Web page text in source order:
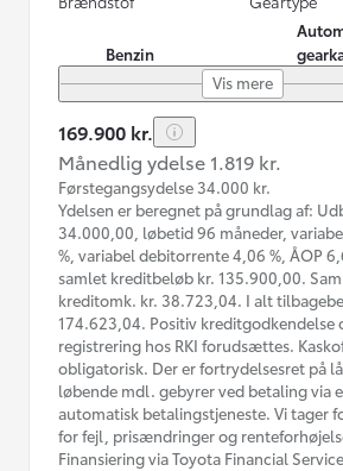
Benzin
Vis mere
169.900 kr.
Månedlig ydelse 1.819 kr.
Førstegangsydelse 34.000 kr.
Ydelsen er beregnet på grundlag af:
34.000,00, løbetid 96 måneder,
%, variabel debitorrente 4,06 %, ÅOP
samlet kreditbeløb kr. 135.900,00.
kreditomk. kr. 38.723,04. I alt
174.623,04. Positiv kreditgodkendelse
registrering hos RKI forudsættes.
obligatorisk. Der er fortrydelsesret på
løbende mdl. gebyrer ved betaling via
automatisk betalingstjeneste. Vi tager
for fejl, prisændringer og
Finansiering via Toyota Financial